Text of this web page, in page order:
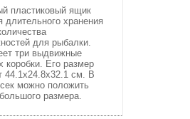
пластиковый ящик
длительного хранения
для рыбалки.
три выдвижные
коробки. Его размер
44.1х24.8х32.1 см. В
можно положить
размера.